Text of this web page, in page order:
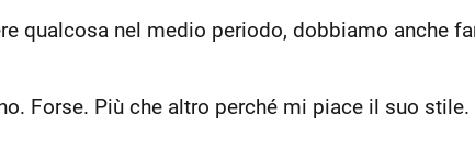
qualcosa nel medio periodo, dobbiamo anche
Forse. Più che altro perché mi piace il suo